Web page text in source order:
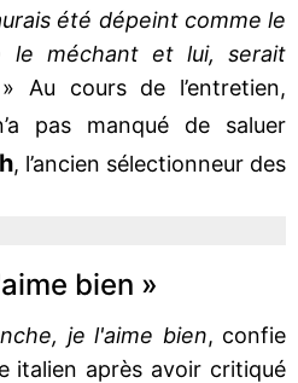
été dépeint comme le
le méchant et lui, serait
Au cours de l’entretien,
pas manqué de saluer
, l’ancien sélectionneur des
bien »
je l'aime bien, confie
italien après avoir critiqué